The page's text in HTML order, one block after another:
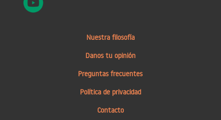
Nuestra filosofía
Danos tu opinión
Preguntas frecuentes
Política de privacidad
Contacto